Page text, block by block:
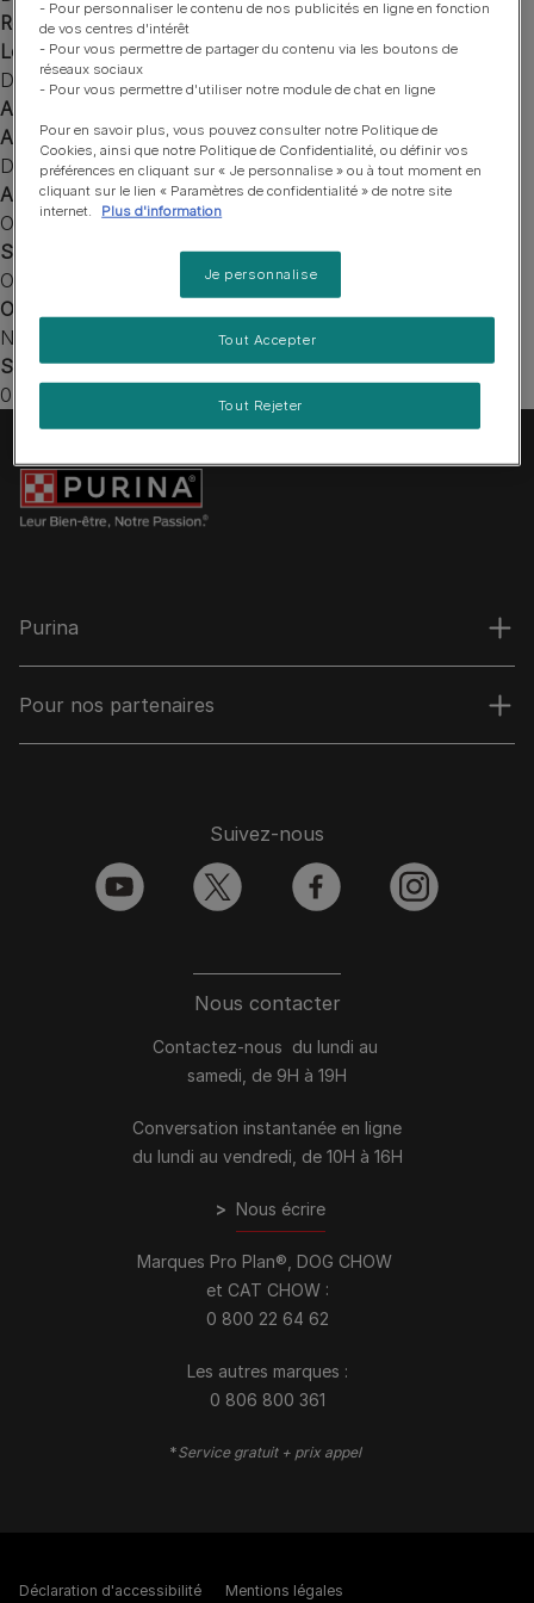
Reward Audio
Loop Audio
Don't Loop
Animation
Animation Loop
Don't Loop
Arrow
Off
Switch scene
Off
Open in modal
Non
Stacking Order
0
Purina
Pour nos partenaires
Nous contacter
Contactez-nous du lundi au
samedi, de 9H à 19H
Conversation instantanée en ligne
du lundi au vendredi, de 10H à 16H
> Nous écrire
Marques Pro Plan®, DOG CHOW
et CAT CHOW :
0 800 22 64 62
Les autres marques :​
0 806 800 361
*Service gratuit + prix appel
Suivez-nous
youtube twitter facebook instagram
Déclaration d'accessibilité Mentions légales
- Pour personnaliser le contenu de nos publicités en ligne en fonction
de vos centres d'intérêt
- Pour vous permettre de partager du contenu via les boutons de
réseaux sociaux
- Pour vous permettre d'utiliser notre module de chat en ligne
Pour en savoir plus, vous pouvez consulter notre Politique de
Cookies, ainsi que notre Politique de Confidentialité, ou définir vos
préférences en cliquant sur « Je personnalise » ou à tout moment en
cliquant sur le lien « Paramètres de confidentialité » de notre site
internet.
Plus d'information
Je personnalise
Tout Rejeter
Tout Accepter